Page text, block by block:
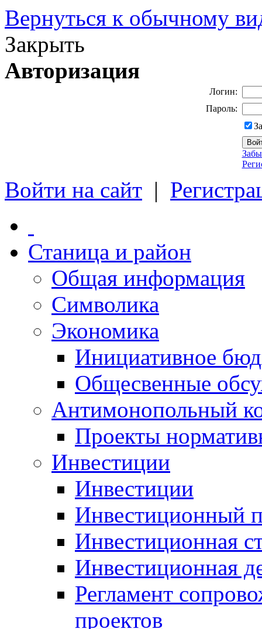
Вернуться к обычному
Закрыть
Авторизация
Логин:
Пароль:
Войти на сайт |
Станица и район
Общая информация
Символика
Экономика
Инициативное
Общесвенные
Антимонопольный
Проекты
Инвестиции
Инвестиции
Инвестиционный
Инвестиционная
Инвестиционная
Регламент
проектов